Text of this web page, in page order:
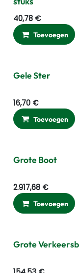
40,78 €
Toevoegen
Gele Ster
16,70 €
Toevoegen
Grote Boot
2.917,68 €
Toevoegen
Grote